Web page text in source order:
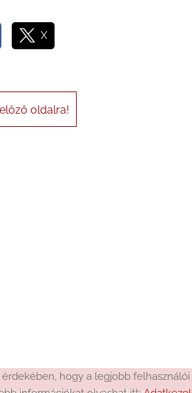
X
oldalra!
hogy a legjobb